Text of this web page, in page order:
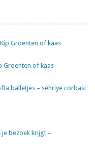
Groenten of kaas
Groenten of kaas
balletjes – sehriye corbasi
bezoek krijgt –